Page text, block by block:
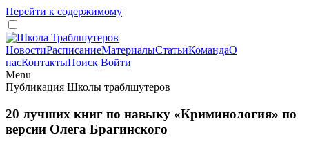
Перейти к содержимому
НовостиРасписаниеМатериалыСтатьиКомандаО
насКонтактыПоиск Войти
Menu
Публикация Школы траблшутеров
20 лучших книг по навыку «Криминология» по
версии Олега Брагинского